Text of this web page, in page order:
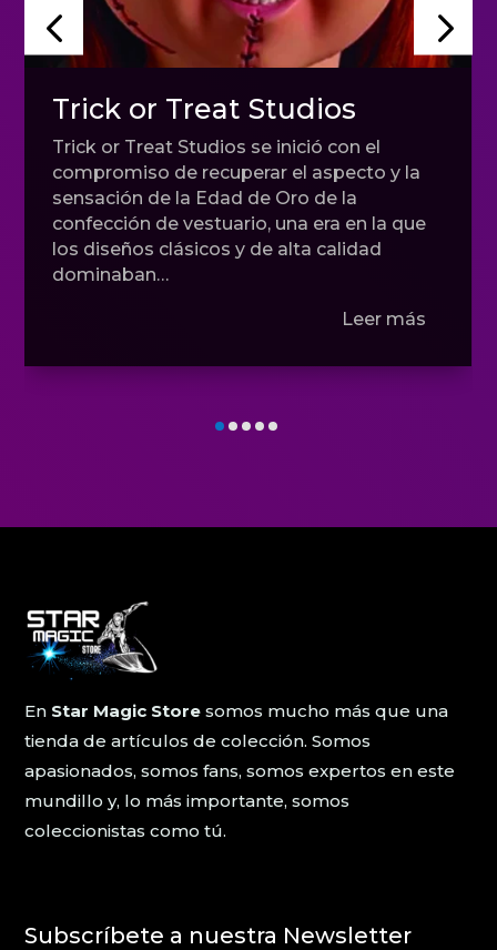
Trick or Treat Studios
Trick or Treat Studios se inició con el
compromiso de recuperar el aspecto y la
sensación de la Edad de Oro de la
confección de vestuario, una era en la que
los diseños clásicos y de alta calidad
dominaban…
Leer más
En Star Magic Store somos mucho más que una
tienda de artículos de colección. Somos
apasionados, somos fans, somos expertos en este
mundillo y, lo más importante, somos
coleccionistas como tú.
Subscríbete a nuestra Newsletter